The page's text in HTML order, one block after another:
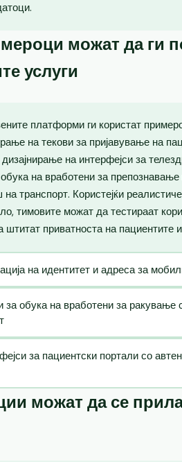
можат да ги
услуги
платформи ги користат
на текови за пријавување на
на интерфејси за
на вработени за
транспорт. Користејќи
тимовите можат да тестираат
штитат приватноста на пациентите
на идентитет и адреса за
за обука на вработени за ракување
за пациентски портали со
можат да се